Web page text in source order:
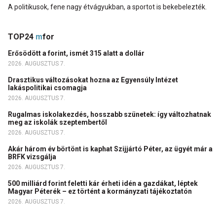
A politikusok, fene nagy étvágyukban, a sportot is bekebelezték.
TOP24 mfor
Erősödött a forint, ismét 315 alatt a dollár
2026. AUGUSZTUS 7.
Drasztikus változásokat hozna az Egyensúly Intézet
lakáspolitikai csomagja
2026. AUGUSZTUS 7.
Rugalmas iskolakezdés, hosszabb szünetek: így változhatnak
meg az iskolák szeptembertől
2026. AUGUSZTUS 7.
Akár három év börtönt is kaphat Szijjártó Péter, az ügyét már a
BRFK vizsgálja
2026. AUGUSZTUS 7.
500 milliárd forint feletti kár érheti idén a gazdákat, léptek
Magyar Péterék – ez történt a kormányzati tájékoztatón
2026. AUGUSZTUS 7.